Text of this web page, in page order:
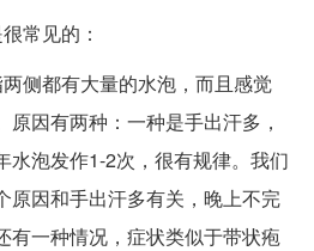
常见的：
侧都有大量的水泡，而且感觉
因有两种：一种是手出汗多，
水泡发作1-2次，很有规律。我们
原因和手出汗多有关，晚上不完
有一种情况，症状类似于带状疱